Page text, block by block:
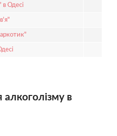
Одесі
алкоголізму в